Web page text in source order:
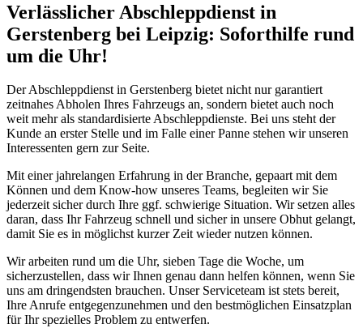
Verlässlicher Abschleppdienst in
Gerstenberg bei Leipzig: Soforthilfe rund
um die Uhr!
Der Abschleppdienst in Gerstenberg bietet nicht nur garantiert
zeitnahes Abholen Ihres Fahrzeugs an, sondern bietet auch noch
weit mehr als standardisierte Abschleppdienste. Bei uns steht der
Kunde an erster Stelle und im Falle einer Panne stehen wir unseren
Interessenten gern zur Seite.
Mit einer jahrelangen Erfahrung in der Branche, gepaart mit dem
Können und dem Know-how unseres Teams, begleiten wir Sie
jederzeit sicher durch Ihre ggf. schwierige Situation. Wir setzen alles
daran, dass Ihr Fahrzeug schnell und sicher in unsere Obhut gelangt,
damit Sie es in möglichst kurzer Zeit wieder nutzen können.
Wir arbeiten rund um die Uhr, sieben Tage die Woche, um
sicherzustellen, dass wir Ihnen genau dann helfen können, wenn Sie
uns am dringendsten brauchen. Unser Serviceteam ist stets bereit,
Ihre Anrufe entgegenzunehmen und den bestmöglichen Einsatzplan
für Ihr spezielles Problem zu entwerfen.